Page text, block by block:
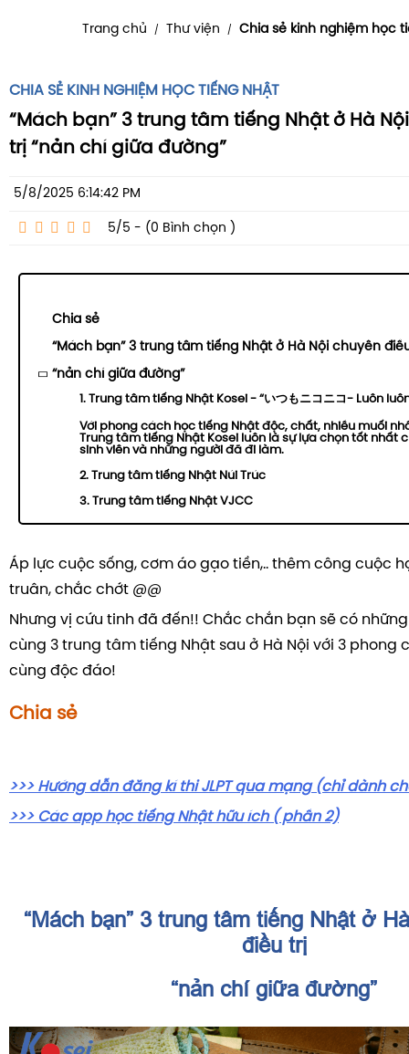
Trang chủ / Thư viện / Chia sẻ kinh nghiệm học
CHIA SẺ KINH NGHIỆM HỌC TIẾNG NHẬT
“Mách bạn” 3 trung tâm tiếng Nhật ở Hà
trị “nản chí giữa đường”
5/8/2025 6:14:42 PM
5/5 - (0 Bình chọn )
Chia sẻ
“Mách bạn” 3 trung tâm tiếng Nhật ở Hà Nội chuyên
“nản chí giữa đường”
1. Trung tâm tiếng Nhật Kosei - “いつもニコニコ- Luôn
Với phong cách học tiếng Nhật độc, chất, nhiều muối
Trung tâm tiếng Nhật Kosei luôn là sự lựa chọn tốt nhất
sinh viên và những người đã đi làm.
2. Trung tâm tiếng Nhật Núi Trúc
3. Trung tâm tiếng Nhật VJCC
Áp lực cuộc sống, cơm áo gạo tiền,.. thêm công cuộc
truân, chắc chớt @@
Nhưng vị cứu tinh đã đến!! Chắc chắn bạn sẽ có
cùng 3 trung tâm tiếng Nhật sau ở Hà Nội với 3 phong
cùng độc đáo!
Chia sẻ
>>> Hướng dẫn đăng kí thi JLPT qua mạng (chỉ dành
>>> Các app học tiếng Nhật hữu ích ( phần 2)
“Mách bạn” 3 trung tâm tiếng Nhật ở
điều trị
“nản chí giữa đường”